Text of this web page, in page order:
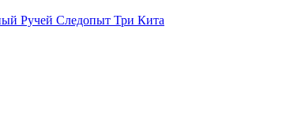
Ручей Следопыт Три Кита